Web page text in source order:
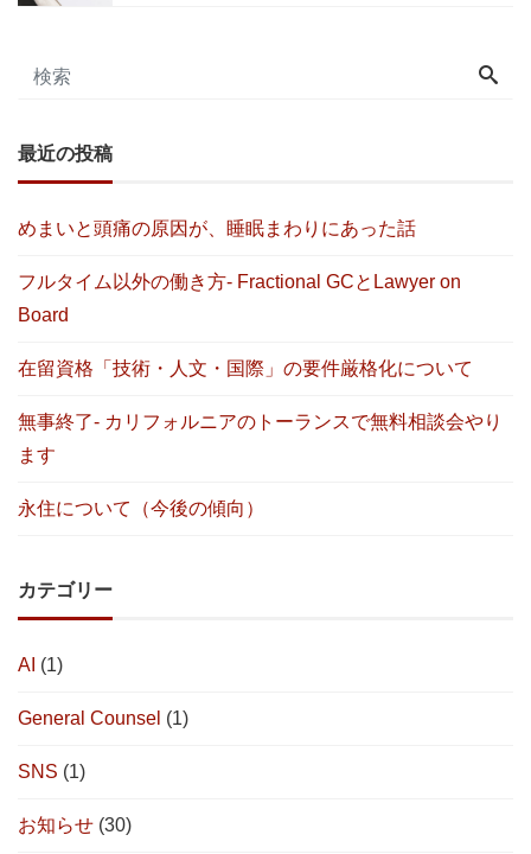
最近の投稿
めまいと頭痛の原因が、睡眠まわりにあった話
フルタイム以外の働き方- Fractional GCとLawyer on
Board
在留資格「技術・人文・国際」の要件厳格化について
無事終了- カリフォルニアのトーランスで無料相談会やり
ます
永住について（今後の傾向）
カテゴリー
AI (1)
General Counsel (1)
SNS (1)
お知らせ (30)